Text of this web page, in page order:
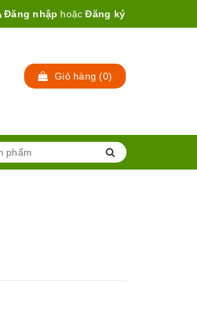
Đăng nhập hoặc Đăng ký
Giỏ hàng (0)